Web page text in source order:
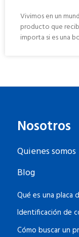
Vivimos en un
producto que
importa si es una
Nosotros
Quienes somos
Blog
Qué es una placa
Identificación de
Cómo buscar un